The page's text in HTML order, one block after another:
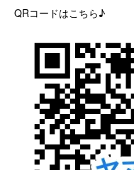
QRコードはこちら♪